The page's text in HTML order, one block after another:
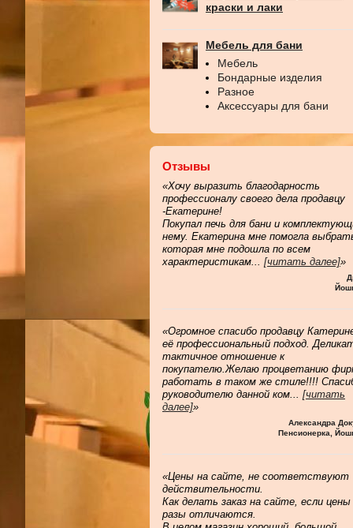
краски и лаки
Мебель для бани
Мебель
Бондарные изделия
Разное
Аксессуары для бани
Отзывы
«Хочу выразить благодарность
профессионалу своего дела продавцу
-Екатерине!
Покупал печь для бани и
нему. Екатерина мне помогла
которая мне подошла по всем
характеристикам
[читать далее]»
«Огромное спасибо продавцу
её профессиональный подход.
тактичное отношение к
покупателю.Желаю процветанию
работать в таком же стиле!!!!
руководителю данной ком
[читать
далее]»
Александра
Пенсионерка,
«Цены на сайте, не соответствуют
действительности.
Как делать заказ на сайте, если цены
разы отличаются.